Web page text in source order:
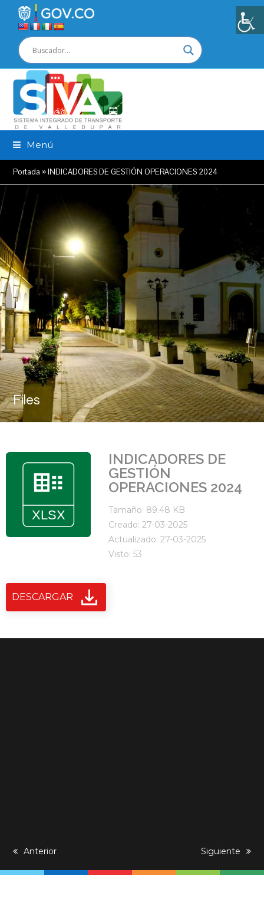
Menú
Portada »INDICADORES DE GESTIÓN OPERACIONES 2024
Files
INDICADORES DE
GESTIÓN
OPERACIONES 2024
Tamaño: 89.48 KB
Creado: 27-03-2025
Actualizado: 27-03-2025
Visto: 53
DESCARGAR
previous
Anterior
next
Siguiente